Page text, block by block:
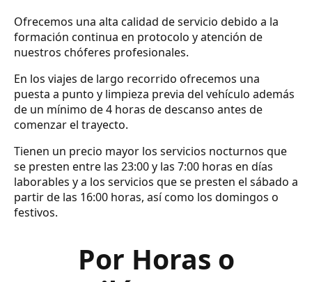
Ofrecemos una alta calidad de servicio debido a la
formación continua en protocolo y atención de
nuestros chóferes profesionales.
En los viajes de largo recorrido ofrecemos una
puesta a punto y limpieza previa del vehículo además
de un mínimo de 4 horas de descanso antes de
comenzar el trayecto.
Tienen un precio mayor los servicios nocturnos que
se presten entre las 23:00 y las 7:00 horas en días
laborables y a los servicios que se presten el sábado a
partir de las 16:00 horas, así como los domingos o
festivos.
Por Horas o